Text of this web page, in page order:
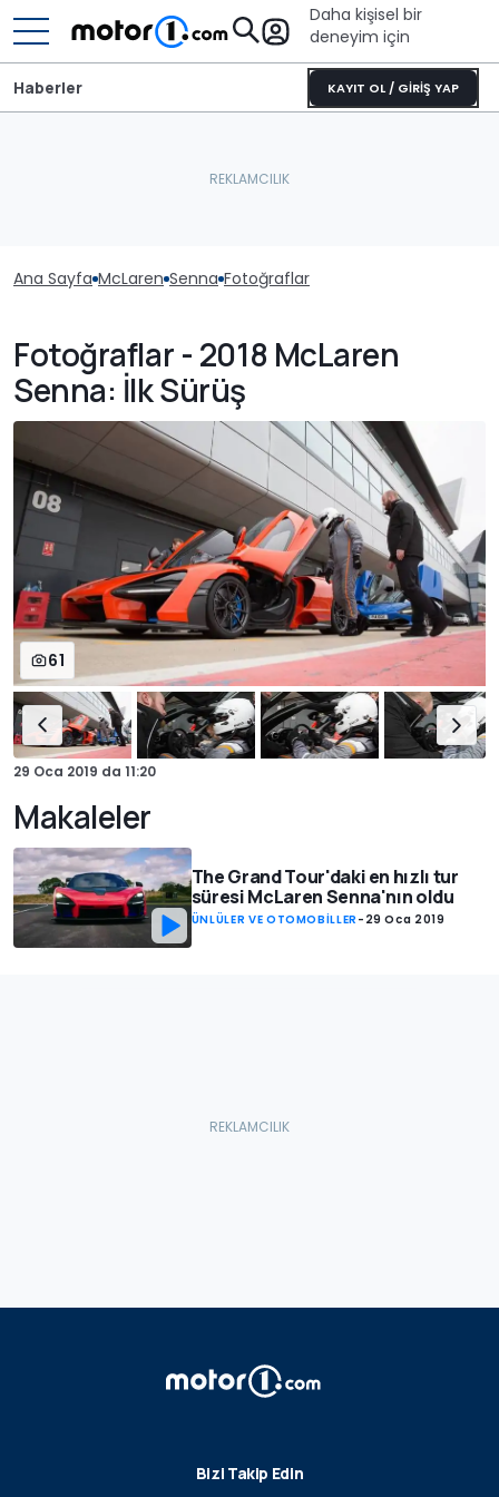
Daha kişisel bir
deneyim için
KAYIT OL / GİRİŞ YAP
Haberler
Ana Sayfa McLaren Senna Fotoğraflar
Fotoğraflar - 2018 McLaren
Senna: İlk Sürüş
61
29 Oca 2019 da 11:20
Makaleler
The Grand Tour'daki en hızlı tur
süresi McLaren Senna'nın oldu
ÜNLÜLER VE OTOMOBİLLER - 29 Oca 2019
Bizi Takip Edin